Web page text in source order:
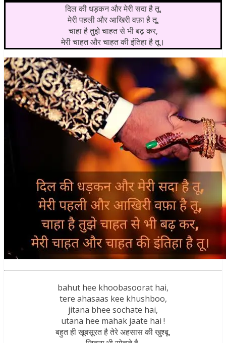
दिल की धड़कन और मेरी सदा है तू,
मेरी पहली और आखिरी वफ़ा है तू,
चाहा है तुझे चाहत से भी बढ़ कर,
मेरी चाहत और चाहत की इंतिहा है तू।
bahut hee khoobasoorat hai,
tere ahasaas kee khushboo,
jitana bhee sochate hai,
utana hee mahak jaate hai !
बहुत ही खूबसूरत है तेरे अहसास की खुश्बू,